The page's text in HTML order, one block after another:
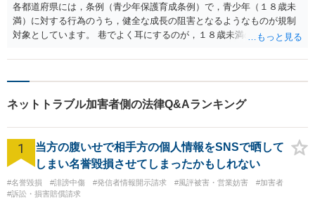
各都道府県には，条例（青少年保護育成条例）で，青少年（１８歳未
満）に対する行為のうち，健全な成長の阻害となるようなものが規制
対象としています。 巷でよく耳にするのが，１８歳未満の者に対する
の規制です。 あまり事例を目にすることは少ないですが，わいせつ行
いた等であれば，条例違反として問題となるケースはあるでしょう
いうことですから， 特に問題はないように思います。 むしろ，「脅さ
れ」ている（文言や内容によりますが。），のほうが問題があるよう
ネットトラブル加害者側の法律Q&Aランキング
1
当方の腹いせで相手方の個人情報をSNSで晒して
しまい名誉毀損させてしまったかもしれない
#名誉毀損 #誹謗中傷 #発信者情報開示請求 #風評被害・営業妨害
#加害者
#訴訟・損害賠償請求